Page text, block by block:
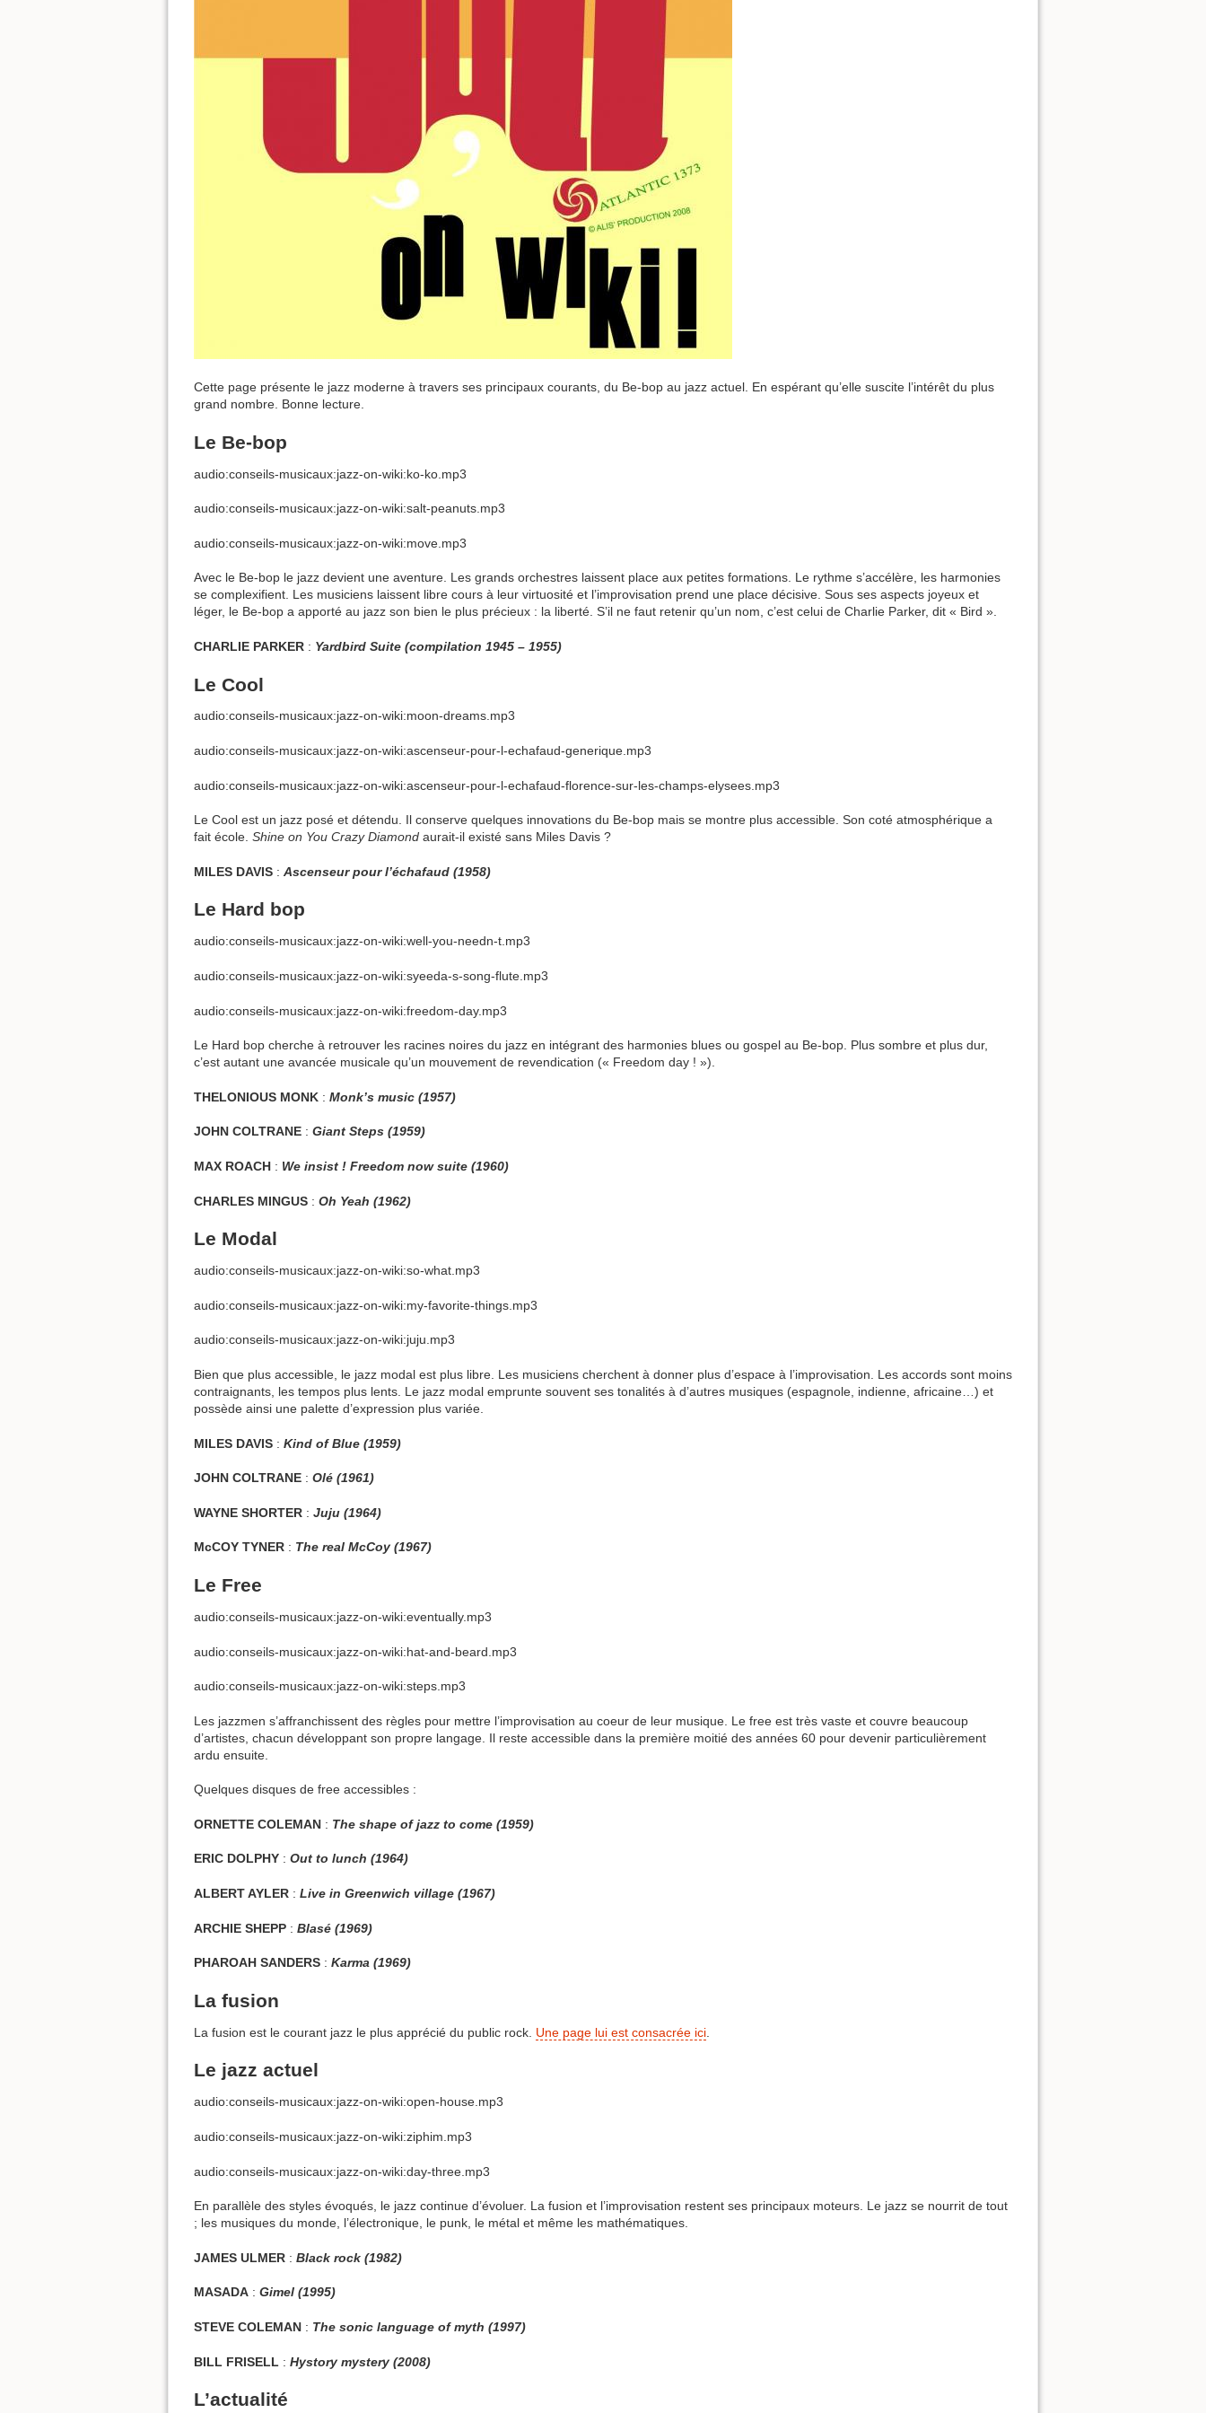
Cette page présente le jazz moderne à travers ses principaux courants, du Be-bop au jazz actuel. En espérant qu’elle suscite l’intérêt du plus
grand nombre. Bonne lecture.
Le Be-bop
audio:conseils-musicaux:jazz-on-wiki:ko-ko.mp3
audio:conseils-musicaux:jazz-on-wiki:salt-peanuts.mp3
audio:conseils-musicaux:jazz-on-wiki:move.mp3
Avec le Be-bop le jazz devient une aventure. Les grands orchestres laissent place aux petites formations. Le rythme s’accélère, les harmonies
se complexifient. Les musiciens laissent libre cours à leur virtuosité et l’improvisation prend une place décisive. Sous ses aspects joyeux et
léger, le Be-bop a apporté au jazz son bien le plus précieux : la liberté. S’il ne faut retenir qu’un nom, c’est celui de Charlie Parker, dit « Bird ».
CHARLIE PARKER : Yardbird Suite (compilation 1945 – 1955)
Le Cool
audio:conseils-musicaux:jazz-on-wiki:moon-dreams.mp3
audio:conseils-musicaux:jazz-on-wiki:ascenseur-pour-l-echafaud-generique.mp3
audio:conseils-musicaux:jazz-on-wiki:ascenseur-pour-l-echafaud-florence-sur-les-champs-elysees.mp3
Le Cool est un jazz posé et détendu. Il conserve quelques innovations du Be-bop mais se montre plus accessible. Son coté atmosphérique a
fait école. Shine on You Crazy Diamond aurait-il existé sans Miles Davis ?
MILES DAVIS : Ascenseur pour l’échafaud (1958)
Le Hard bop
audio:conseils-musicaux:jazz-on-wiki:well-you-needn-t.mp3
audio:conseils-musicaux:jazz-on-wiki:syeeda-s-song-flute.mp3
audio:conseils-musicaux:jazz-on-wiki:freedom-day.mp3
Le Hard bop cherche à retrouver les racines noires du jazz en intégrant des harmonies blues ou gospel au Be-bop. Plus sombre et plus dur,
c’est autant une avancée musicale qu’un mouvement de revendication (« Freedom day ! »).
THELONIOUS MONK : Monk’s music (1957)
JOHN COLTRANE : Giant Steps (1959)
MAX ROACH : We insist ! Freedom now suite (1960)
CHARLES MINGUS : Oh Yeah (1962)
Le Modal
audio:conseils-musicaux:jazz-on-wiki:so-what.mp3
audio:conseils-musicaux:jazz-on-wiki:my-favorite-things.mp3
audio:conseils-musicaux:jazz-on-wiki:juju.mp3
Bien que plus accessible, le jazz modal est plus libre. Les musiciens cherchent à donner plus d’espace à l’improvisation. Les accords sont moins
contraignants, les tempos plus lents. Le jazz modal emprunte souvent ses tonalités à d’autres musiques (espagnole, indienne, africaine…) et
possède ainsi une palette d’expression plus variée.
MILES DAVIS : Kind of Blue (1959)
JOHN COLTRANE : Olé (1961)
WAYNE SHORTER : Juju (1964)
McCOY TYNER : The real McCoy (1967)
Le Free
audio:conseils-musicaux:jazz-on-wiki:eventually.mp3
audio:conseils-musicaux:jazz-on-wiki:hat-and-beard.mp3
audio:conseils-musicaux:jazz-on-wiki:steps.mp3
Les jazzmen s’affranchissent des règles pour mettre l’improvisation au coeur de leur musique. Le free est très vaste et couvre beaucoup
d’artistes, chacun développant son propre langage. Il reste accessible dans la première moitié des années 60 pour devenir particulièrement
ardu ensuite.
Quelques disques de free accessibles :
ORNETTE COLEMAN : The shape of jazz to come (1959)
ERIC DOLPHY : Out to lunch (1964)
ALBERT AYLER : Live in Greenwich village (1967)
ARCHIE SHEPP : Blasé (1969)
PHAROAH SANDERS : Karma (1969)
La fusion
La fusion est le courant jazz le plus apprécié du public rock. Une page lui est consacrée ici
Le jazz actuel
audio:conseils-musicaux:jazz-on-wiki:open-house.mp3
audio:conseils-musicaux:jazz-on-wiki:ziphim.mp3
audio:conseils-musicaux:jazz-on-wiki:day-three.mp3
En parallèle des styles évoqués, le jazz continue d’évoluer. La fusion et l’improvisation restent ses principaux moteurs. Le jazz se nourrit de tout
; les musiques du monde, l’électronique, le punk, le métal et même les mathématiques.
JAMES ULMER : Black rock (1982)
MASADA : Gimel (1995)
STEVE COLEMAN : The sonic language of myth (1997)
BILL FRISELL : Hystory mystery (2008)
L’actualité